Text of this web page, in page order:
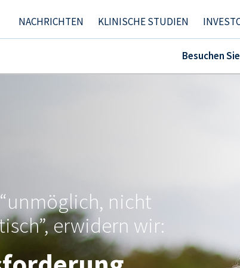
NACHRICHTEN KLINISCHE STUDIEN
Besuchen
nicht
erwidern wir: